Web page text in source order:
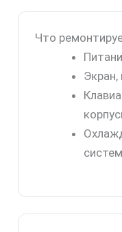
Что
Экран,